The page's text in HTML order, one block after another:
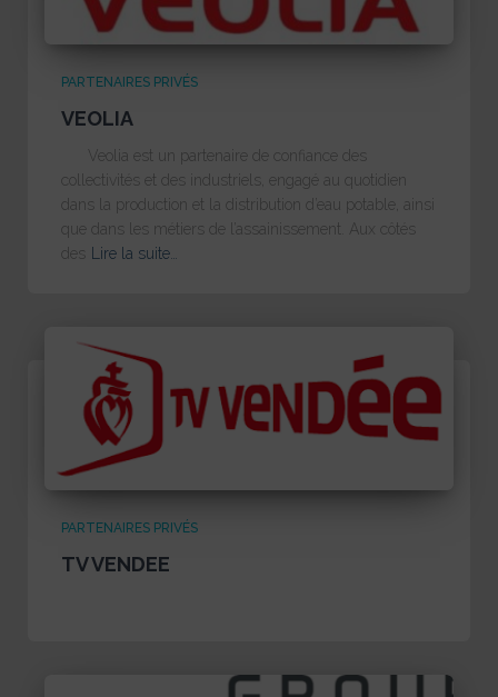
PARTENAIRES PRIVÉS
VEOLIA
Veolia est un partenaire de confiance des
collectivités et des industriels, engagé au quotidien
dans la production et la distribution d’eau potable, ainsi
que dans les métiers de l’assainissement. Aux côtés
des
Lire la suite…
PARTENAIRES PRIVÉS
TV VENDEE